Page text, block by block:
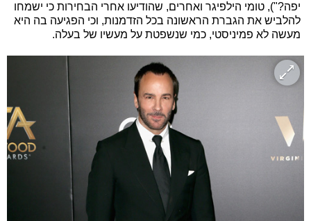
יפה?"), טומי הילפיגר ואחרים, שהודיעו אחרי הבחירות כי ישמחו
להלביש את הגברת הראשונה בכל הזדמנות, וכי הפגיעה בה היא
מעשה לא פמיניסטי, כמי שנשפטת על מעשיו של בעלה.